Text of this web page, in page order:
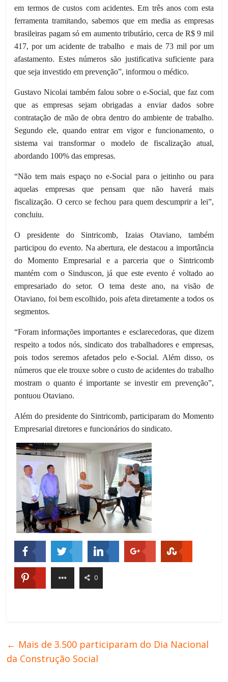
em termos de custos com acidentes. Em três anos com esta
ferramenta tramitando, sabemos que em media as empresas
brasileiras pagam só em aumento tributário, cerca de R$ 9 mil
417, por um acidente de trabalho e mais de 73 mil por um
afastamento. Estes números são justificativa suficiente para
que seja investido em prevenção”, informou o médico.
Gustavo Nicolai também falou sobre o e-Social, que faz com
que as empresas sejam obrigadas a enviar dados sobre
contratação de mão de obra dentro do ambiente de trabalho.
Segundo ele, quando entrar em vigor e funcionamento, o
sistema vai transformar o modelo de fiscalização atual,
abordando 100% das empresas.
“Não tem mais espaço no e-Social para o jeitinho ou para
aquelas empresas que pensam que não haverá mais
fiscalização. O cerco se fechou para quem descumprir a lei”,
concluiu.
O presidente do Sintricomb, Izaias Otaviano, também
participou do evento. Na abertura, ele destacou a importância
do Momento Empresarial e a parceria que o Sintricomb
mantém com o Sinduscon, já que este evento é voltado ao
empresariado do setor. O tema deste ano, na visão de
Otaviano, foi bem escolhido, pois afeta diretamente a todos os
segmentos.
“Foram informações importantes e esclarecedoras, que dizem
respeito a todos nós, sindicato dos trabalhadores e empresas,
pois todos seremos afetados pelo e-Social. Além disso, os
números que ele trouxe sobre o custo de acidentes do trabalho
mostram o quanto é importante se investir em prevenção”,
pontuou Otaviano.
Além do presidente do Sintricomb, participaram do Momento
Empresarial diretores e funcionários do sindicato.
0
← Mais de 3.500 participaram do Dia Nacional
da Construção Social